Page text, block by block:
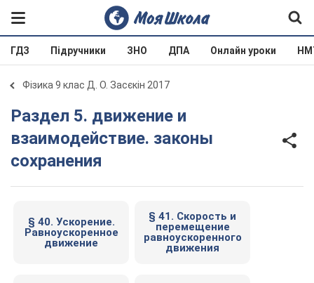
ГДЗ Підручники ЗНО ДПА Онлайн уроки
Фізика 9 клас Д. О. Засєкін 2017
Раздел 5. движение и
взаимодействие. законы
сохранения
§ 40. Ускорение.
Равноускоренное
движение
§ 41. Скорость и
перемещение
равноускоренного
движения